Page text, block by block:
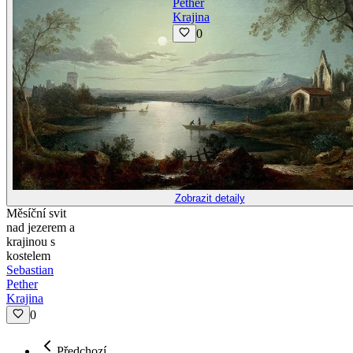
Zobrazit detaily
Měsíční svit
nad jezerem a
krajinou s
kostelem
Sebastian
Pether
Krajina
0
Krajina
0